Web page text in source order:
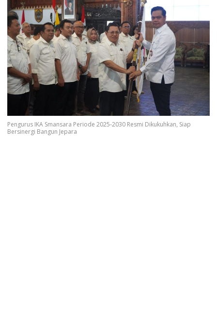
Pengurus IKA Smansara Periode 2025-2030 Resmi Dikukuhkan, Siap
Bersinergi Bangun Jepara